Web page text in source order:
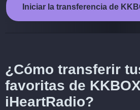
Iniciar la transferencia de
¿Cómo transferir
favoritas de
iHeartRadio?